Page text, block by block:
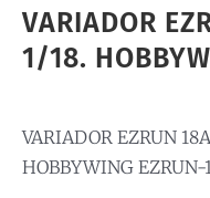
VARIADOR
1/18.
VARIADOR EZRUN
HOBBYWING EZRUN-